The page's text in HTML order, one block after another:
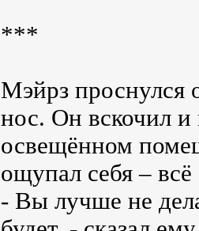
***
Мэйрз проснулся
нос. Он вскочил и
освещённом
ощупал себя –
- Вы лучше не